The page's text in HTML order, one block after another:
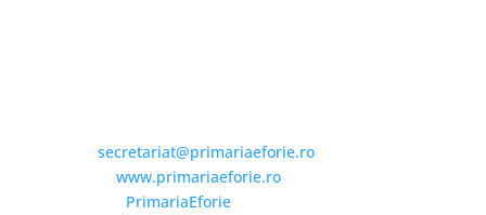
secretariat@primariaeforie.ro
www.primariaeforie.ro
PrimariaEforie